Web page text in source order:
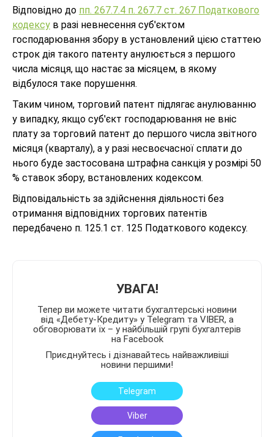
Відповідно до пп. 267.7.4 п. 267.7 ст. 267 Податкового
кодексу в разі невнесення суб'єктом
господарювання збору в установлений цією статтею
строк дія такого патенту анулюється з першого
числа місяця, що настає за місяцем, в якому
відбулося таке порушення.
Таким чином, торговий патент підлягає анулюванню
у випадку, якщо суб'єкт господарювання не вніс
плату за торговий патент до першого числа звіт­ного
місяця (кварталу), а у разі несвоєчасної сплати до
нього буде застосована штрафна санкція у розмірі 50
% ставок збору, встановлених кодексом.
Відповідальність за здійснення діяльності без
отримання відповідних торгових патентів
передбачено п. 125.1 ст. 125 Податкового кодексу.
УВАГА!
Тепер ви можете читати бухгалтерські новини
від «Дебету-Кредиту» у Telegram та VIBER, а
обговорювати їх – у найбільшій групі бухгалтерів
на Facebook
Приєднуйтесь і дізнавайтесь найважливіші
новини першими!
Telegram
Viber